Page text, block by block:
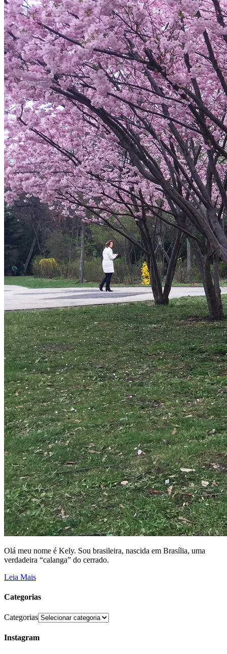
Olá meu nome é Kely. Sou brasileira, nascida em Brasília, uma
verdadeira “calanga” do cerrado.
Leia Mais
Categorias
Categorias
Instagram